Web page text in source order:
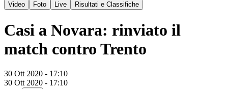
Video Foto Live Risultati e Classifiche
Casi a Novara: rinviato il
match contro Trento
30 Ott 2020 - 17:10
30 Ott 2020 - 17:10